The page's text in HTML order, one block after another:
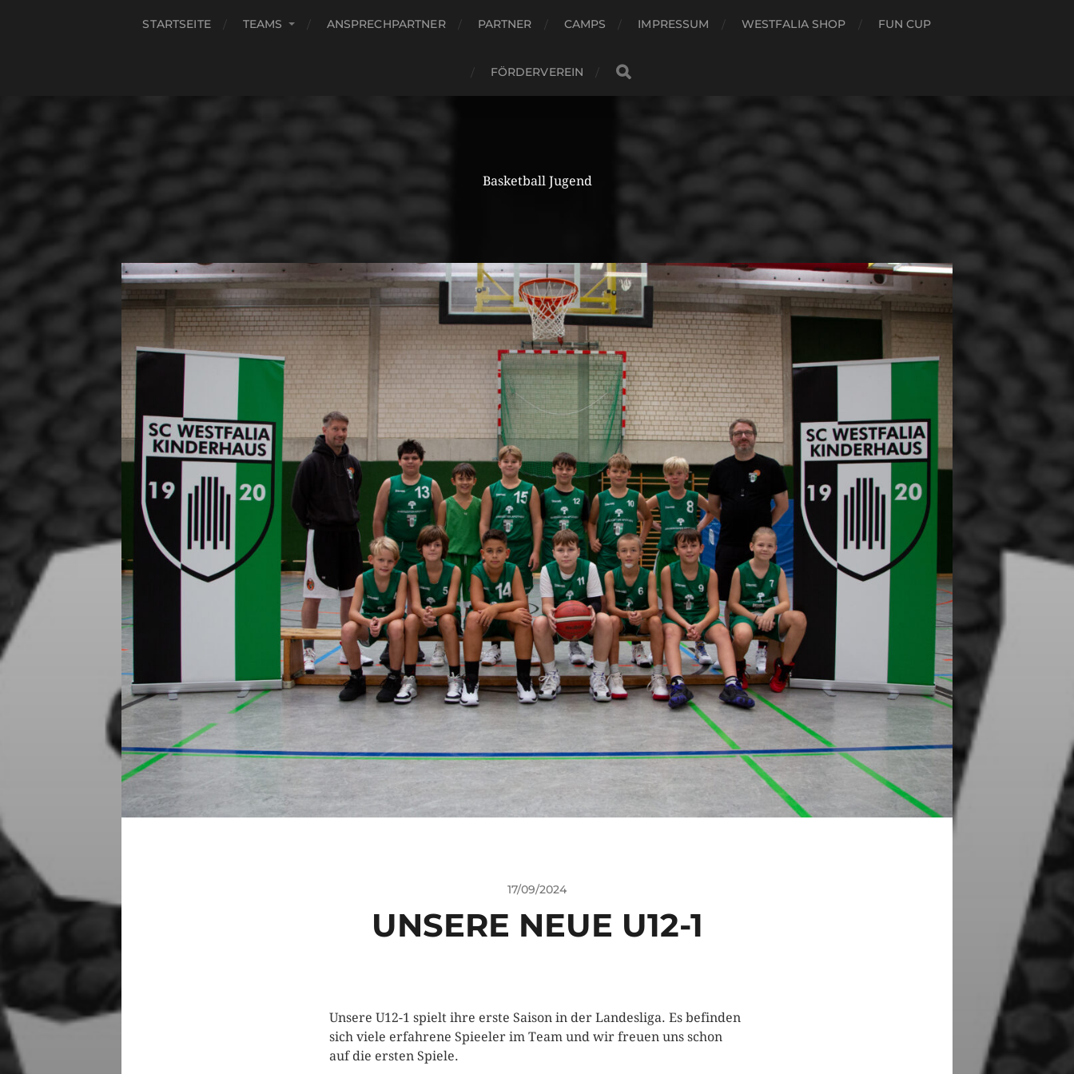
STARTSEITE TEAMS ANSPRECHPARTNER PARTNER CAMPS IMPRESSUM WESTFALIA SHOP FUN CUP
FÖRDERVEREIN
Basketball Jugend
17/09/2024
UNSERE NEUE U12-1
Unsere U12-1 spielt ihre erste Saison in der Landesliga. Es befinden
sich viele erfahrene Spieeler im Team und wir freuen uns schon
auf die ersten Spiele.